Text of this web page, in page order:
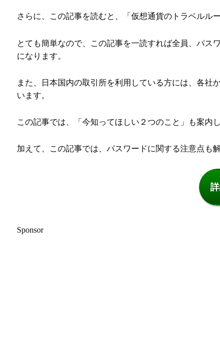
さらに、この記事を読むと、「仮想通貨のトラベルル
とても簡単なので、この記事を一読すれば全員、パス
になります。
また、日本国内の取引所を利用している方には、各社
います。
この記事では、「今知ってほしい２つのこと」も案内し
加えて、この記事では、パスワードに関する注意点も解
Sponsor